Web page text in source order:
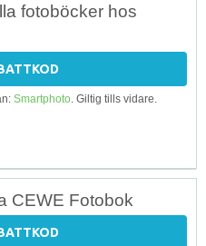
fotoböcker hos
Smartphoto. Giltig tills vidare.
CEWE Fotobok